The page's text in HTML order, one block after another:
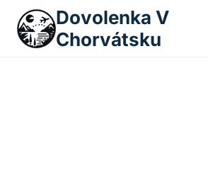
content
Dovolenka V
Chorvátsku